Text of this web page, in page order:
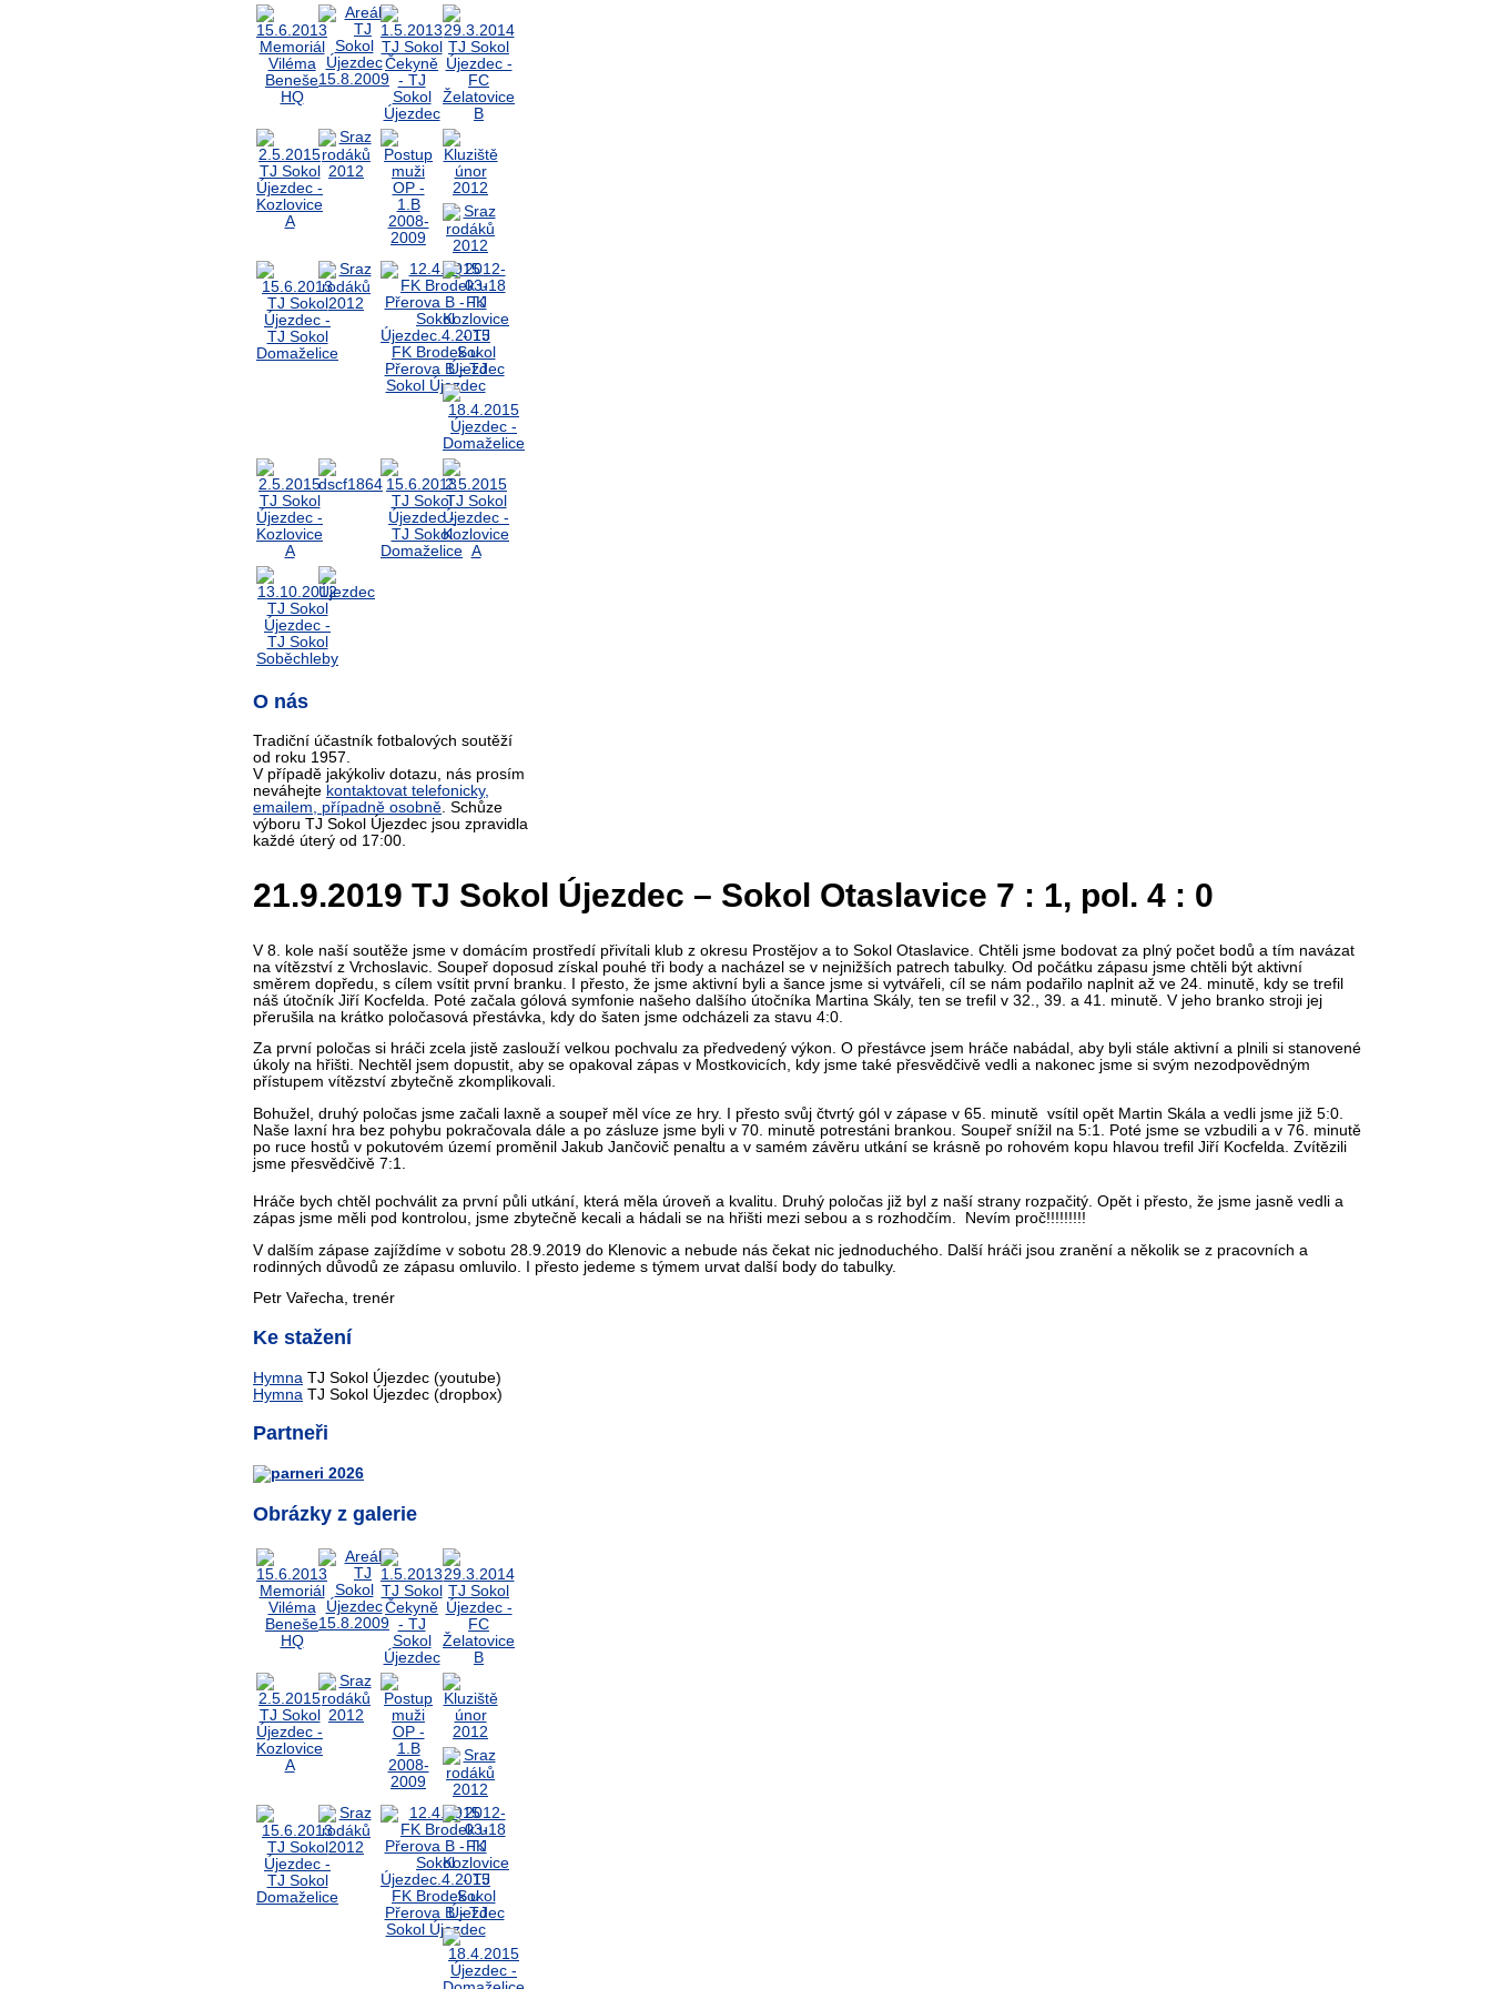
O nás
Tradiční účastník fotbalových soutěží
od roku 1957.
V případě jakýkoliv dotazu, nás prosím
neváhejte kontaktovat telefonicky,
emailem, případně osobně. Schůze
výboru TJ Sokol Újezdec jsou zpravidla
každé úterý od 17:00.
21.9.2019 TJ Sokol Újezdec – Sokol Otaslavice 7 : 1, pol. 4 : 0
V 8. kole naší soutěže jsme v domácím prostředí přivítali klub z okresu Prostějov a to Sokol Otaslavice. Chtěli jsme bodovat za plný počet bodů a tím navázat
na vítězství z Vrchoslavic. Soupeř doposud získal pouhé tři body a nacházel se v nejnižších patrech tabulky. Od počátku zápasu jsme chtěli být aktivní
směrem dopředu, s cílem vsítit první branku. I přesto, že jsme aktivní byli a šance jsme si vytvářeli, cíl se nám podařilo naplnit až ve 24. minutě, kdy se trefil
náš útočník Jiří Kocfelda. Poté začala gólová symfonie našeho dalšího útočníka Martina Skály, ten se trefil v 32., 39. a 41. minutě. V jeho branko stroji jej
přerušila na krátko poločasová přestávka, kdy do šaten jsme odcházeli za stavu 4:0.
Za první poločas si hráči zcela jistě zaslouží velkou pochvalu za předvedený výkon. O přestávce jsem hráče nabádal, aby byli stále aktivní a plnili si stanovené
úkoly na hřišti. Nechtěl jsem dopustit, aby se opakoval zápas v Mostkovicích, kdy jsme také přesvědčivě vedli a nakonec jsme si svým nezodpovědným
přístupem vítězství zbytečně zkomplikovali.
Bohužel, druhý poločas jsme začali laxně a soupeř měl více ze hry. I přesto svůj čtvrtý gól v zápase v 65. minutě vsítil opět Martin Skála a vedli jsme již 5:0.
Naše laxní hra bez pohybu pokračovala dále a po zásluze jsme byli v 70. minutě potrestáni brankou. Soupeř snížil na 5:1. Poté jsme se vzbudili a v 76. minutě
po ruce hostů v pokutovém území proměnil Jakub Jančovič penaltu a v samém závěru utkání se krásně po rohovém kopu hlavou trefil Jiří Kocfelda. Zvítězili
jsme přesvědčivě 7:1.
Hráče bych chtěl pochválit za první půli utkání, která měla úroveň a kvalitu. Druhý poločas již byl z naší strany rozpačitý. Opět i přesto, že jsme jasně vedli a
zápas jsme měli pod kontrolou, jsme zbytečně kecali a hádali se na hřišti mezi sebou a s rozhodčím. Nevím proč!!!!!!!!!
V dalším zápase zajíždíme v sobotu 28.9.2019 do Klenovic a nebude nás čekat nic jednoduchého. Další hráči jsou zranění a několik se z pracovních a
rodinných důvodů ze zápasu omluvilo. I přesto jedeme s týmem urvat další body do tabulky.
Petr Vařecha, trenér
Ke stažení
Hymna TJ Sokol Újezdec (youtube)
Hymna TJ Sokol Újezdec (dropbox)
Partneři
Obrázky z galerie